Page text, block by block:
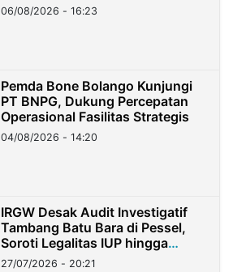
06/08/2026 - 16:23
Pemda Bone Bolango Kunjungi
PT BNPG, Dukung Percepatan
Operasional Fasilitas Strategis
04/08/2026 - 14:20
IRGW Desak Audit Investigatif
Tambang Batu Bara di Pessel,
Soroti Legalitas IUP hingga
Stockpile
27/07/2026 - 20:21